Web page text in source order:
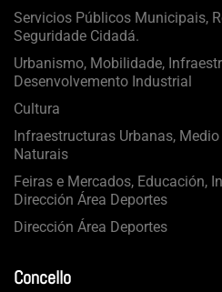
Servicios Públicos Municipais,
Seguridade Cidadá.
Urbanismo, Mobilidade,
Desenvolvemento Industrial
Cultura
Infraestructuras Urbanas,
Naturais
Feiras e Mercados, Educación,
Dirección Área Deportes
Dirección Área Deportes
Concello